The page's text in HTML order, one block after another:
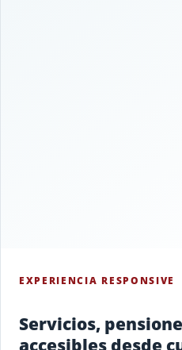
EXPERIENCIA RESPONSIVE
Servicios,
accesibles desde